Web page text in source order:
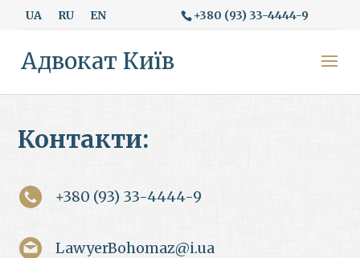
UA RU EN +380 (93) 33-4444-9
Адвокат Київ
Контакти:
+380 (93) 33-4444-9
LawyerBohomaz@i.ua